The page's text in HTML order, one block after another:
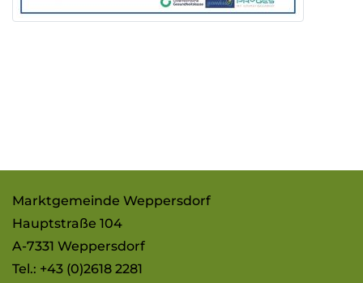
Marktgemeinde Weppersdorf
Hauptstraße 104
A-7331 Weppersdorf
Tel.: +43 (0)2618 2281